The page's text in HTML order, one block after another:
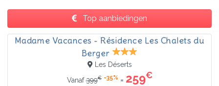
Top aanbiedingen
Madame Vacances - Résidence Les Chalets du
Berger
Les Déserts
Vanaf399€ -35% = 259€